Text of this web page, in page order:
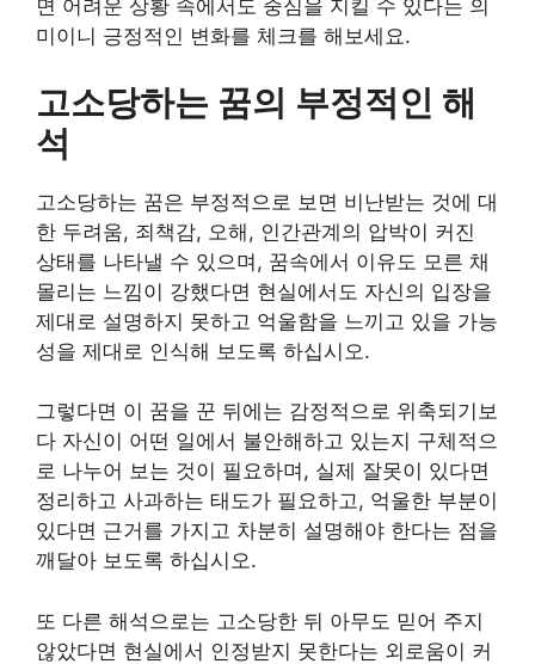
면 어려운 상황 속에서도 중심을 지킬 수 있다는 의
미이니 긍정적인 변화를 체크를 해보세요.
고소당하는 꿈의 부정적인 해
석
고소당하는 꿈은 부정적으로 보면 비난받는 것에 대
한 두려움, 죄책감, 오해, 인간관계의 압박이 커진
상태를 나타낼 수 있으며, 꿈속에서 이유도 모른 채
몰리는 느낌이 강했다면 현실에서도 자신의 입장을
제대로 설명하지 못하고 억울함을 느끼고 있을 가능
성을 제대로 인식해 보도록 하십시오.
그렇다면 이 꿈을 꾼 뒤에는 감정적으로 위축되기보
다 자신이 어떤 일에서 불안해하고 있는지 구체적으
로 나누어 보는 것이 필요하며, 실제 잘못이 있다면
정리하고 사과하는 태도가 필요하고, 억울한 부분이
있다면 근거를 가지고 차분히 설명해야 한다는 점을
깨달아 보도록 하십시오.
또 다른 해석으로는 고소당한 뒤 아무도 믿어 주지
않았다면 현실에서 인정받지 못한다는 외로움이 커